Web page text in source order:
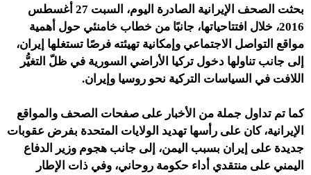
بحثت الصحف الإيرانية الصادرة اليوم، السبت 27 أغسطس
2016، خلال افتتاحياتها، جانبًا من خطاب خامنئي حول أهمية
مواقع التواصل الاجتماعي وإمكانية تهيئته فرصًا تستغلها إيران،
إلى جانب تناولها دخول تركيا الأراضي السورية في ظلّ التغيُّر
اللافت في السياسات التركية نحو روسيا وإيران.
كما تم تداول جملة من الأخبار على صفحات الصحف والمواقع
الإيرانية، كان على رأسها تهديد الولايات المتحدة بفرض عقوبات
جديدة على إيران بسبب اليمن، إلى جانب هجوم وزير الدفاع
اليمني على منتقدي أداء حكومة روحاني، وفي ذات الإطار